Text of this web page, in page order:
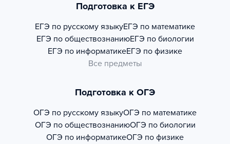
Подготовка к ЕГЭ
ЕГЭ по русскому языкуЕГЭ по математике
ЕГЭ по обществознаниюЕГЭ по биологии
ЕГЭ по информатикеЕГЭ по физике
Все предметы
Подготовка к ОГЭ
ОГЭ по русскому языкуОГЭ по математике
ОГЭ по обществознаниюОГЭ по биологии
ОГЭ по информатикеОГЭ по физике